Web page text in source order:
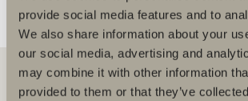
provide social media features and to
We also share information about your
our social media, advertising and
may combine it with other information
provided to them or that they’ve